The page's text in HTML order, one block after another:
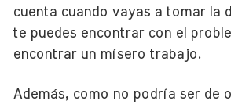
cuenta cuando vayas a tomar la
te puedes encontrar con el
encontrar un mísero trabajo.
Además, como no podría ser de